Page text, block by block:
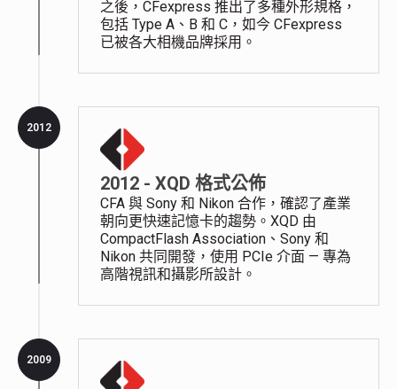
之後，CFexpress 推出了多種外形規格，
包括 Type A、B 和 C，如今 CFexpress
已被各大相機品牌採用。
2012
2012 - XQD 格式公佈
CFA 與 Sony 和 Nikon 合作，確認了產業
朝向更快速記憶卡的趨勢。XQD 由
CompactFlash Association、Sony 和
Nikon 共同開發，使用 PCIe 介面 — 專為
高階視訊和攝影所設計。
2009